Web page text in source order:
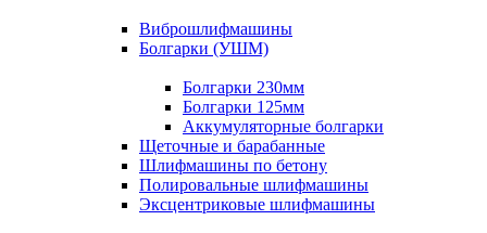
Виброшлифмашины
Болгарки (УШМ)
Болгарки 230мм
Болгарки 125мм
Аккумуляторные болгарки
Щеточные и барабанные
Шлифмашины по бетону
Полировальные шлифмашины
Эксцентриковые шлифмашины